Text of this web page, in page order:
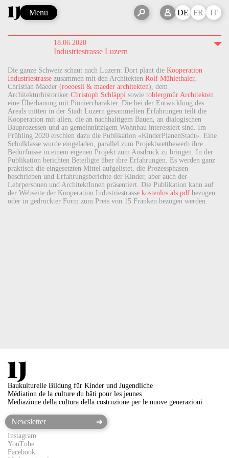
Menu DE FR IT
18.06.2020
Industriestrasse Luzern
Die ganze Schweiz schaut nach Luzern: Dort plant die Kooperation
Industriestrasse zusammen mit den Architekten Rolf Mühlethaler,
Christian Maeder (roeoesli & maeder architekten), dem
Architekturhistoriker Christoph Schläppi sowie toblergmür Architekten
eine Überbauung mit Pioniercharakter. Die bei der Entwicklung des
Areals mitten in der Stadt Luzern gesammelten Erfahrungen teilt die
Kooperation mit allen, die an nachhaltigem Bauen, an dialogischen
Bauprozessen und an gemeinnützigem Wohnbau interessiert sind. Im
Frühling 2020 erschien dazu die Publikation «KinderPlanenStadt». Eine
Schulklasse wurde eingeladen, parallel zum Projektwettbewerb ihre
Bedürfnisse in einem eigenen Projekt zum Ausdruck zu bringen. In der
Publikation berichten Beteiligte über ihre Erfahrungen. Es werden ganz
praktisch die eingesetzten Mittel aufgelistet, die Prozessphasen
beschrieben und Erfahrungsberichte der Kinder, aber auch der
Lehrpersonen und ArchitektInnen präsentiert. Die Publikation kann auf
der Webseite der Kooperation Industriestrasse kostenlos als pdf bezogen
oder in gedruckter Form zum Preis von 15 Franken bezogen werden.
Baukulturelle Bildung für Kinder und Jugendliche
Médiation de la culture du bâti pour les jeunes
Mediazione della cultura della costruzione per le nuove generazioni
Instagram
YouTube
Facebook